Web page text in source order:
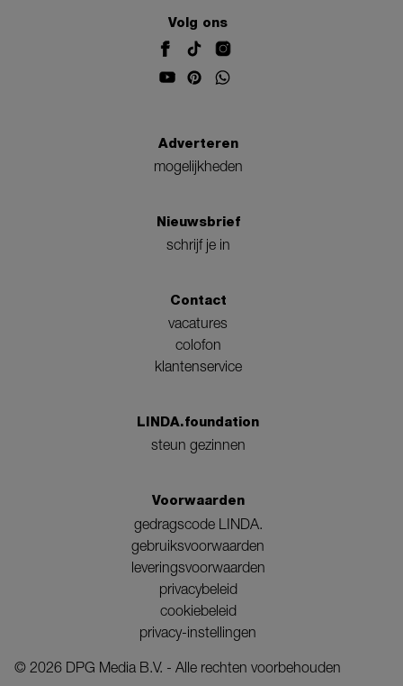
Volg ons
Adverteren
mogelijkheden
Nieuwsbrief
schrijf je in
Contact
vacatures
colofon
klantenservice
LINDA.foundation
steun gezinnen
Voorwaarden
gedragscode LINDA.
gebruiksvoorwaarden
leveringsvoorwaarden
privacybeleid
cookiebeleid
privacy-instellingen
© 2026 DPG Media B.V. - Alle rechten voorbehouden